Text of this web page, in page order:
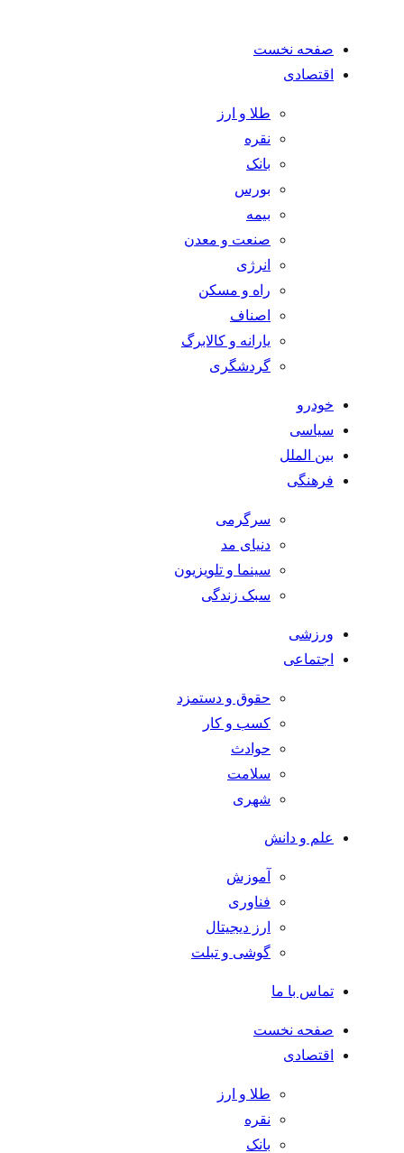
صفحه نخست
اقتصادی
طلا و ارز
نقره
بانک
بورس
بیمه
صنعت و معدن
انرژی
راه و مسکن
اصناف
یارانه و کالابرگ
گردشگری
خودرو
سیاسی
بین الملل
فرهنگی
سرگرمی
دنیای مد
سینما و تلویزیون
سبک زندگی
ورزشی
اجتماعی
حقوق و دستمزد
کسب و کار
حوادث
سلامت
شهری
علم و دانش
آموزش
فناوری
ارز دیجیتال
گوشی و تبلت
تماس با ما
صفحه نخست
اقتصادی
طلا و ارز
نقره
بانک